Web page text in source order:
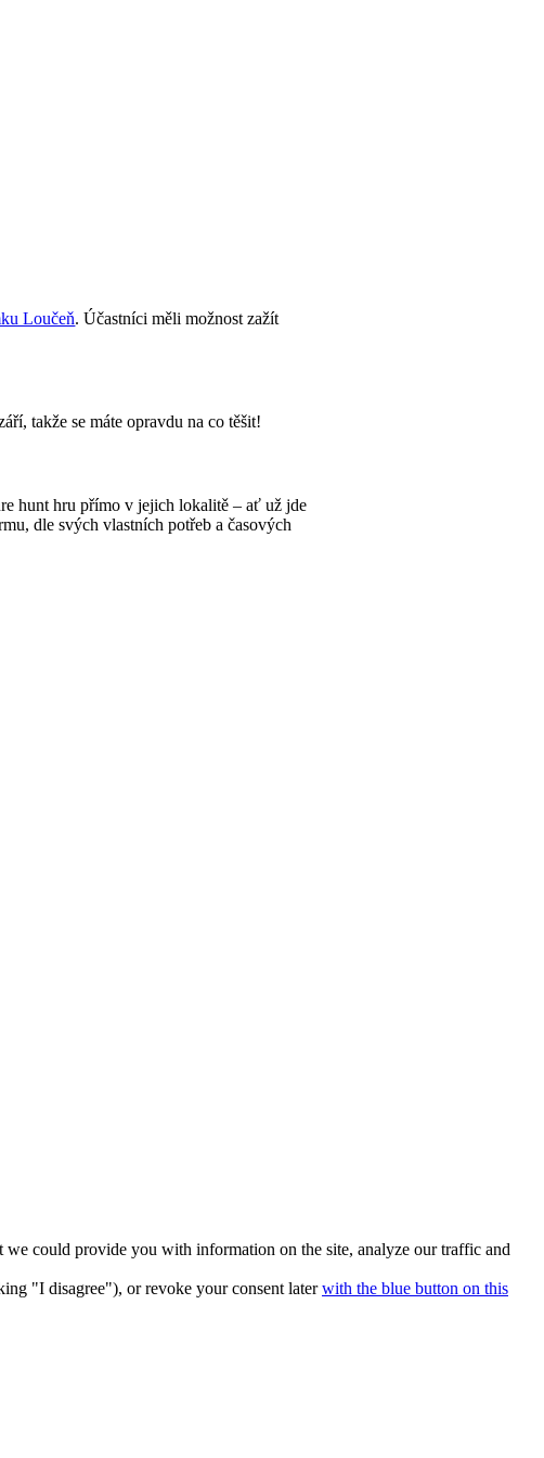
Loučeň. Účastníci měli možnost zažít
takže se máte opravdu na co těšit!
hunt hru přímo v jejich lokalitě – ať už jde
dle svých vlastních potřeb a časových
could provide you with information on the site, analyze our traffic and
"I disagree"), or revoke your consent laterwith the blue button on this